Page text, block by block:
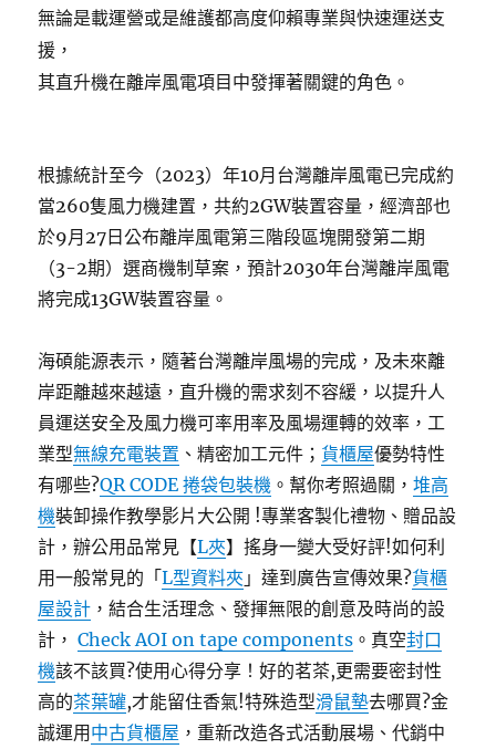
無論是載運營或是維護都高度仰賴專業與快速運送支
援，
其直升機在離岸風電項目中發揮著關鍵的角色。
根據統計至今（2023）年10月台灣離岸風電已完成約
當260隻風力機建置，共約2GW裝置容量，經濟部也
於9月27日公布離岸風電第三階段區塊開發第二期
（3-2期）選商機制草案，預計2030年台灣離岸風電
將完成13GW裝置容量。
海碩能源表示，隨著台灣離岸風場的完成，及未來離
岸距離越來越遠，直升機的需求刻不容緩，以提升人
員運送安全及風力機可率用率及風場運轉的效率，工
業型無線充電裝置 、精密加工元件； 貨櫃屋優勢特性
有哪些?QR CODE 捲袋包裝機 。幫你考照過關，堆高
機裝卸操作教學影片大公開 !專業客製化禮物、贈品設
計，辦公用品常見【L夾】搖身一變大受好評!如何利
用一般常見的「L型資料夾 」達到廣告宣傳效果?貨櫃
屋設計 ，結合生活理念、發揮無限的創意及時尚的設
計，Check AOI on tape components 。真空封口
機該不該買?使用心得分享！好的茗茶,更需要密封性
高的茶葉罐,才能留住香氣!特殊造型滑鼠墊去哪買?金
誠運用 中古貨櫃屋 ，重新改造各式活動展場、代銷中